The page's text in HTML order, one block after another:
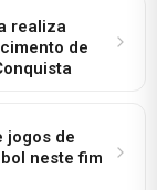
realiza
de
jogos de
neste fim